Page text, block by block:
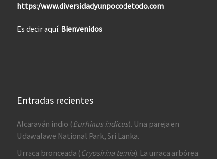
https:/www.diversidadyunpocodetodo.com
Es decir aquí. Bienvenidos
Entradas recientes
Alcaraván indio (Burhinus indicus). Una pareja en
Udawalawe National Park, Sri Lanka.
Urraca bronceada (Crypsirina temia). La urraca arbórea